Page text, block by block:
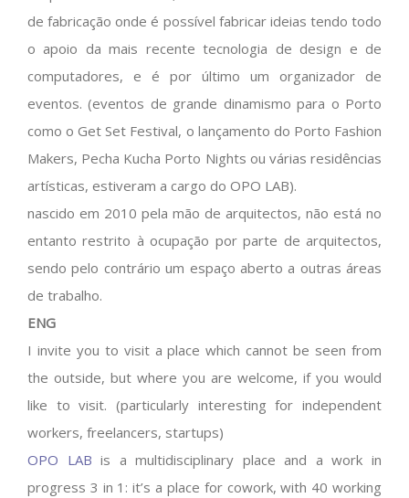
de fabricação onde é possível fabricar ideias tendo todo
o apoio da mais recente tecnologia de design e de
computadores, e é por último um organizador de
eventos. (eventos de grande dinamismo para o Porto
como o Get Set Festival, o lançamento do Porto Fashion
Makers, Pecha Kucha Porto Nights ou várias residências
artísticas, estiveram a cargo do OPO LAB).
nascido em 2010 pela mão de arquitectos, não está no
entanto restrito à ocupação por parte de arquitectos,
sendo pelo contrário um espaço aberto a outras áreas
de trabalho.
ENG
I invite you to visit a place which cannot be seen from
the outside, but where you are welcome, if you would
like to visit. (particularly interesting for independent
workers, freelancers, startups)
OPO LAB is a multidisciplinary place and a work in
progress 3 in 1: it’s a place for cowork, with 40 working